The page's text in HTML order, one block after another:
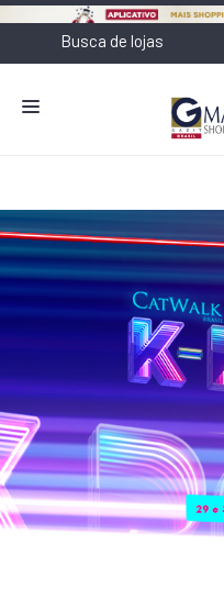
ALIMENTAÇÃO
CONTATO
NOVOS NEGÓCIOS
O SHOPPING
SERVIÇOS
SHOPPINGS DA GAZIT
COMO CHEGAR